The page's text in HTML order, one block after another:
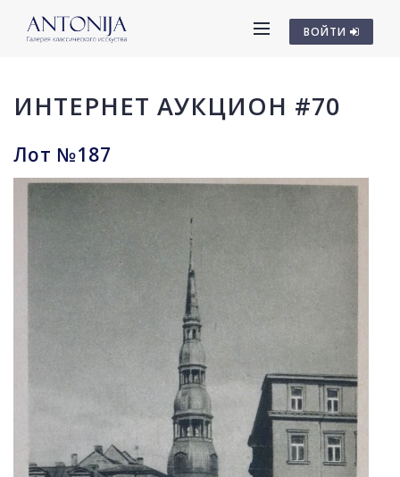
ВОЙТИ
ИНТЕРНЕТ АУКЦИОН #70
Лот №187